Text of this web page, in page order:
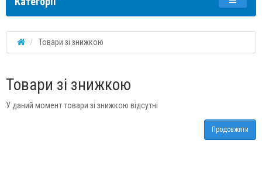
Товари зі знижкою
Товари зі знижкою
У даний момент товари зі знижкою відсутні
Продовжити